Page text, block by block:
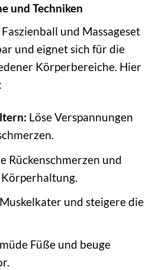
und Techniken
und Massageset
und eignet sich für die
Körperbereiche. Hier
Löse Verspannungen
Rückenschmerzen und
und steigere die
Füße und beuge